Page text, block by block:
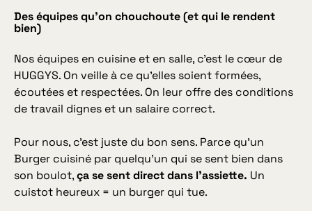
Des équipes qu’on chouchoute (et qui le rendent
bien)
Nos équipes en cuisine et en salle, c’est le cœur de
HUGGYS. On veille à ce qu’elles soient formées,
écoutées et respectées. On leur offre des conditions
de travail dignes et un salaire correct.
Pour nous, c’est juste du bon sens. Parce qu’un
Burger cuisiné par quelqu’un qui se sent bien dans
son boulot,ça se sent direct dans l’assiette. Un
cuistot heureux = un burger qui tue.